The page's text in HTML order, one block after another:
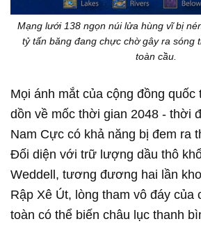
Mạng lưới 138 ngọn núi lửa hùng vĩ bị
tỷ tấn băng đang chực chờ gây ra sóng
toàn cầu.
Mọi ánh mắt của cộng đồng quốc
dồn về mốc thời gian 2048 - thời
Nam Cực có khả năng bị đem ra
Đối diện với trữ lượng dầu thô
Weddell, tương đương hai lần
Rập Xê Út, lòng tham vô đáy của
toàn có thể biến châu lục thanh